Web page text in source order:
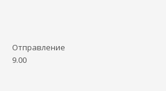
Отправление
9.00